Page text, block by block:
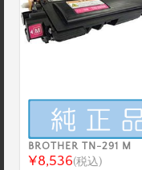
BROTHER TN-291 M
¥8,536(税込)